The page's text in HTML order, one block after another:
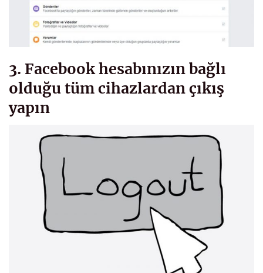
3. Facebook hesabınızın bağlı
olduğu tüm cihazlardan çıkış
yapın